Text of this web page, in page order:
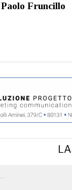
Paolo Fruncillo